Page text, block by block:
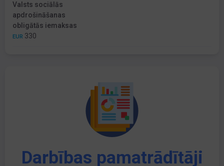
Valsts sociālās
apdrošināšanas
obligātās iemaksas
EUR 330
Darbības pamatrādītāji